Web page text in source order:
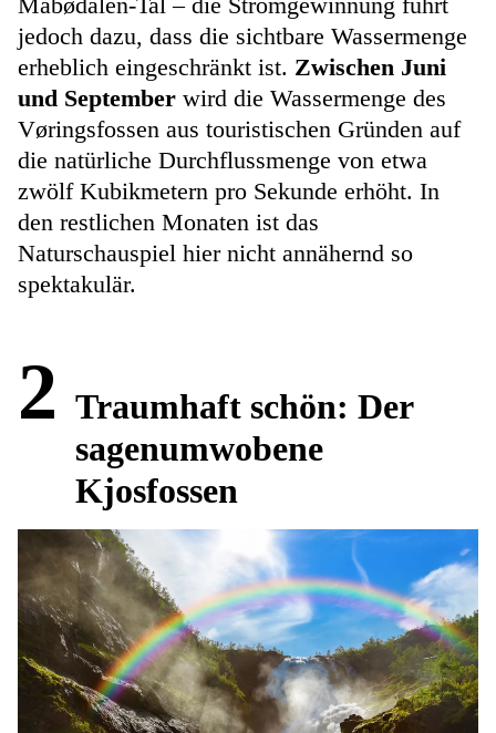
jedoch dazu, dass die sichtbare Wassermenge
erheblich eingeschränkt ist. Zwischen Juni
und September wird die Wassermenge des
Vøringsfossen aus touristischen Gründen auf
die natürliche Durchflussmenge von etwa
zwölf Kubikmetern pro Sekunde erhöht. In
den restlichen Monaten ist das
Naturschauspiel hier nicht annähernd so
spektakulär.
2 Traumhaft schön: Der
sagenumwobene
Kjosfossen